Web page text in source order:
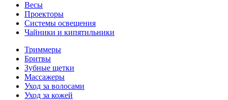
Весы
Проекторы
Системы освещения
Чайники и кипятильники
Триммеры
Бритвы
Зубные щетки
Массажеры
Уход за волосами
Уход за кожей